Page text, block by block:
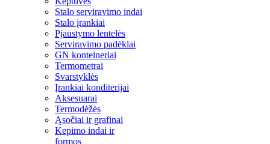
Stalo serviravimo indai
Stalo įrankiai
Pjaustymo lentelės
Serviravimo padėklai
GN konteineriai
Termometrai
Svarstyklės
Įrankiai konditerijai
Aksesuarai
Termodėžės
Ąsočiai ir grafinai
Kepimo indai ir
formos